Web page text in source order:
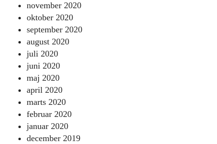
november 2020
oktober 2020
september 2020
august 2020
juli 2020
juni 2020
maj 2020
april 2020
marts 2020
februar 2020
januar 2020
december 2019